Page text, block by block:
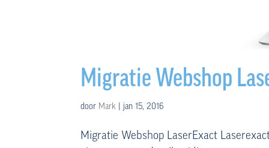
Migratie Webshop
door Mark jan 15, 2016
Migratie Webshop LaserExact